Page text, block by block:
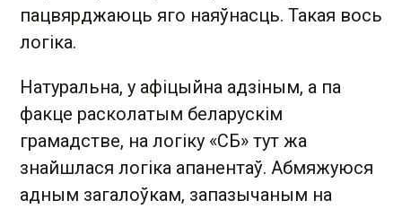
пацвярджаюць яго наяўнасць. Такая вось
логіка.
Натуральна, у афіцыйна адзіным, а па
факце расколатым беларускім
грамадстве, на логіку «СБ» тут жа
знайшлася логіка апанентаў. Абмяжуюся
адным загалоўкам, запазычаным на